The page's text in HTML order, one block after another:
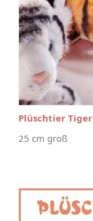
Plüschtier Tiger
25 cm groß